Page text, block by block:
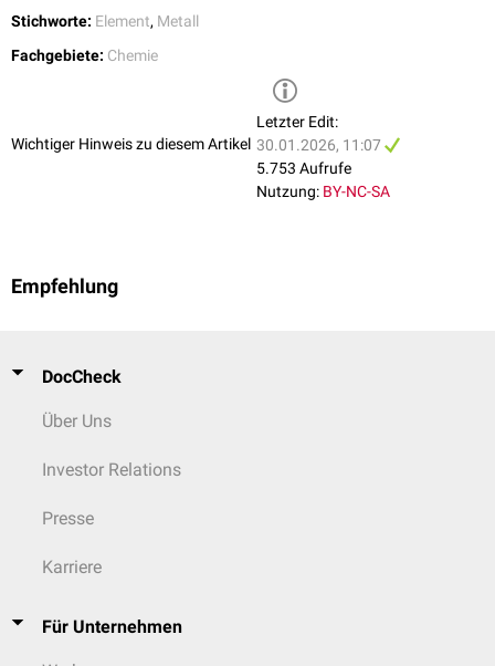
Stichworte: Element, Metall
Fachgebiete: Chemie
Wichtiger Hinweis zu diesem Artikel
Letzter Edit:
30.01.2026, 11:07
5.753 Aufrufe
Nutzung: BY-NC-SA
Empfehlung
DocCheck
Über Uns
Investor Relations
Presse
Karriere
Für Unternehmen